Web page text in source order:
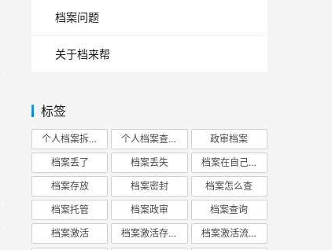
档案问题
关于档来帮
标签
个人档案拆开 个人档案查询 政审档案
档案丢了 档案丢失 档案在自己手里
档案存放 档案密封 档案怎么查
档案托管 档案政审 档案查询
档案激活 档案激活存放 档案激活流程